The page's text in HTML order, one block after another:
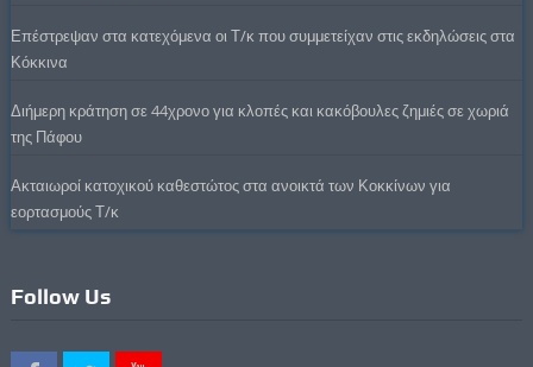
Επέστρεψαν στα κατεχόμενα οι Τ/κ που συμμετείχαν στις εκδηλώσεις στα
Κόκκινα
Διήμερη κράτηση σε 44χρονο για κλοπές και κακόβουλες ζημιές σε χωριά
της Πάφου
Ακταιωροί κατοχικού καθεστώτος στα ανοικτά των Κοκκίνων για
εορτασμούς Τ/κ
Follow Us